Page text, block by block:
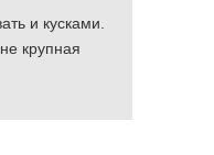
и кусками.
крупная